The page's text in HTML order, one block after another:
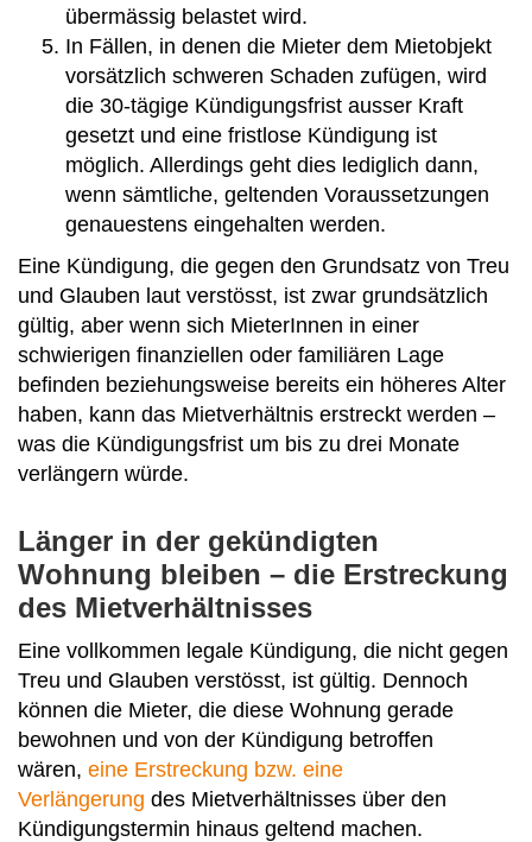
übermässig belastet wird.
In Fällen, in denen die Mieter dem Mietobjekt
vorsätzlich schweren Schaden zufügen, wird
die 30-tägige Kündigungsfrist ausser Kraft
gesetzt und eine fristlose Kündigung ist
möglich. Allerdings geht dies lediglich dann,
wenn sämtliche, geltenden Voraussetzungen
genauestens eingehalten werden.
Eine Kündigung, die gegen den Grundsatz von Treu
und Glauben laut verstösst, ist zwar grundsätzlich
gültig, aber wenn sich MieterInnen in einer
schwierigen finanziellen oder familiären Lage
befinden beziehungsweise bereits ein höheres Alter
haben, kann das Mietverhältnis erstreckt werden –
was die Kündigungsfrist um bis zu drei Monate
verlängern würde.
Länger in der gekündigten
Wohnung bleiben – die Erstreckung
des Mietverhältnisses
Eine vollkommen legale Kündigung, die nicht gegen
Treu und Glauben verstösst, ist gültig. Dennoch
können die Mieter, die diese Wohnung gerade
bewohnen und von der Kündigung betroffen
wären, eine Erstreckung bzw. eine
Verlängerung des Mietverhältnisses über den
Kündigungstermin hinaus geltend machen.